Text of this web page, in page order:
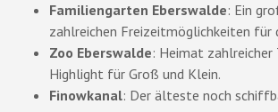
Familiengarten Eberswalde: Ein
zahlreichen Freizeitmöglichkeiten für
Zoo Eberswalde: Heimat zahlreicher
Highlight für Groß und Klein.
Finowkanal: Der älteste noch